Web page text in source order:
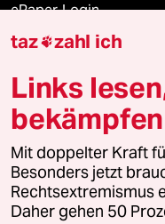
ePaper Login
Downloads für
© 2026 taz Verlags und
Alle Rechte vorbehalten. Bei
wenden Sie sich bitte an
Feedback
taz zahl ich
Links
bekämpfen
Mit doppelter Kraft
Besonders jetzt
Rechtsextremismus
Daher gehen 50